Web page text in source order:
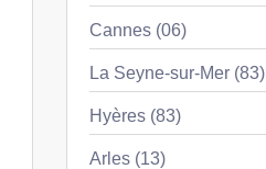
Cannes (06)
La Seyne-sur-Mer (83)
Hyères (83)
Arles (13)